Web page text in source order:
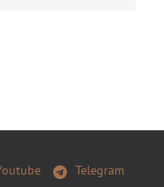
Telegram